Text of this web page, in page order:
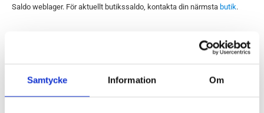
Samtycke Information Om
Saldo weblager. För aktuellt butikssaldo, kontakta din närmsta butik.
Praktisk skovårdsborste för att enkelt kunna applicera